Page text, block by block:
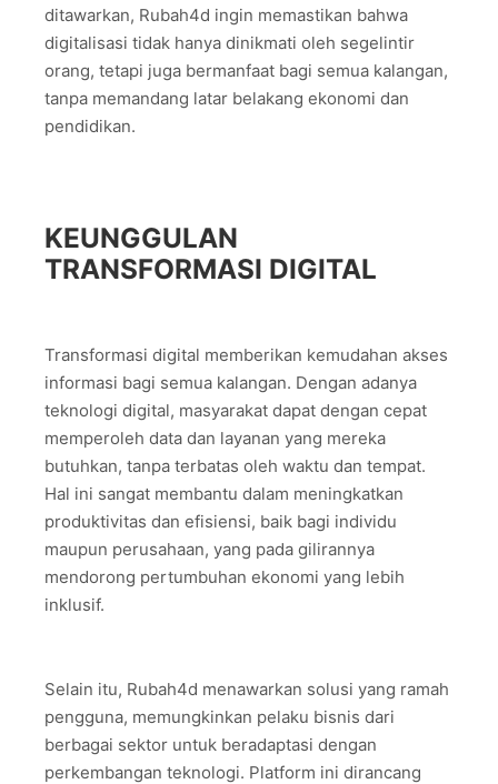
ditawarkan, Rubah4d ingin memastikan bahwa
digitalisasi tidak hanya dinikmati oleh segelintir
orang, tetapi juga bermanfaat bagi semua kalangan,
tanpa memandang latar belakang ekonomi dan
pendidikan.
KEUNGGULAN
TRANSFORMASI DIGITAL
Transformasi digital memberikan kemudahan akses
informasi bagi semua kalangan. Dengan adanya
teknologi digital, masyarakat dapat dengan cepat
memperoleh data dan layanan yang mereka
butuhkan, tanpa terbatas oleh waktu dan tempat.
Hal ini sangat membantu dalam meningkatkan
produktivitas dan efisiensi, baik bagi individu
maupun perusahaan, yang pada gilirannya
mendorong pertumbuhan ekonomi yang lebih
inklusif.
Selain itu, Rubah4d menawarkan solusi yang ramah
pengguna, memungkinkan pelaku bisnis dari
berbagai sektor untuk beradaptasi dengan
perkembangan teknologi. Platform ini dirancang